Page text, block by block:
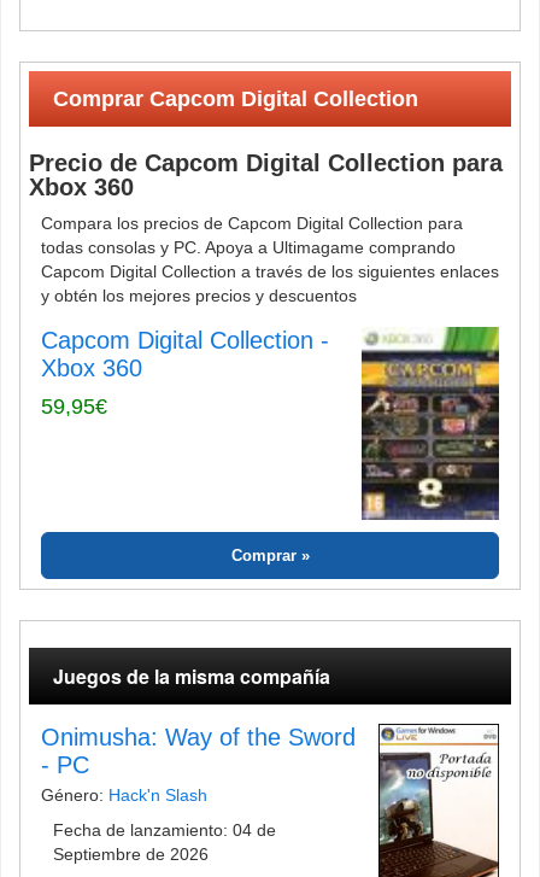
Comprar Capcom Digital Collection
Precio de Capcom Digital Collection para
Xbox 360
Compara los precios de Capcom Digital Collection para
todas consolas y PC. Apoya a Ultimagame comprando
Capcom Digital Collection a través de los siguientes enlaces
y obtén los mejores precios y descuentos
Capcom Digital Collection -
Xbox 360
59,95€
Comprar
Juegos de la misma compañía
Onimusha: Way of the Sword
- PC
Género: Hack'n Slash
Fecha de lanzamiento: 04 de
Septiembre de 2026